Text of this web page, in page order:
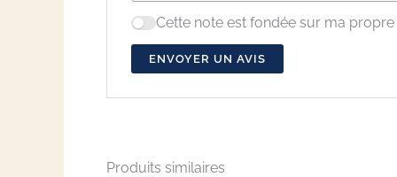
Cette note est fondée sur ma
ENVOYER UN AVIS
Produits similaires